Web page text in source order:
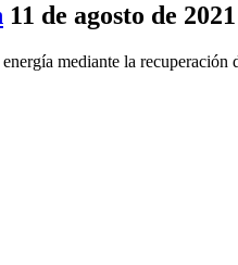
11 de agosto de 2021
mediante la recuperación